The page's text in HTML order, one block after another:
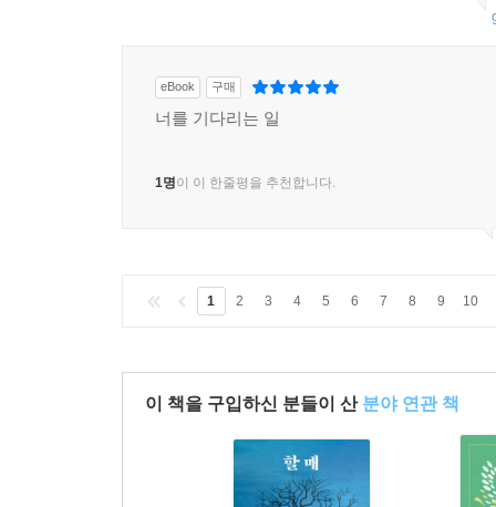
eBook 구매
너를 기다리는 일
1명이 이 한줄평을 추천합니다.
1 2 3 4 5 6 7 8 9 10
이 책을 구입하신 분들이 산 분야 연관 책